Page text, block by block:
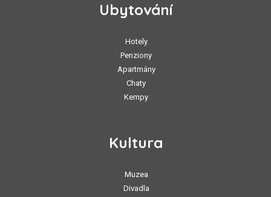
Ubytování
Hotely
Penziony
Apartmány
Chaty
Kempy
Kultura
Muzea
Divadla